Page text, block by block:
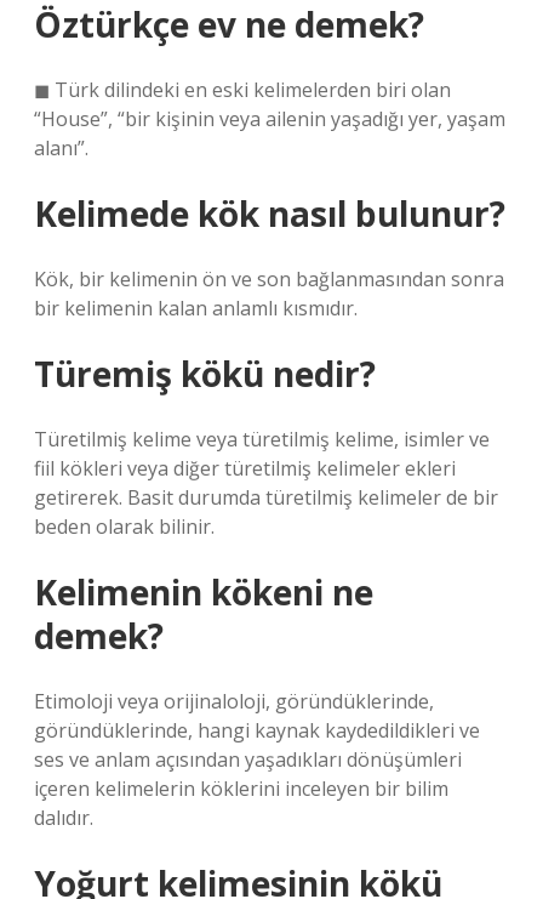
Öztürkçe ev ne demek?
◼ Türk dilindeki en eski kelimelerden biri olan
“House”, “bir kişinin veya ailenin yaşadığı yer, yaşam
alanı”.
Kelimede kök nasıl bulunur?
Kök, bir kelimenin ön ve son bağlanmasından sonra
bir kelimenin kalan anlamlı kısmıdır.
Türemiş kökü nedir?
Türetilmiş kelime veya türetilmiş kelime, isimler ve
fiil kökleri veya diğer türetilmiş kelimeler ekleri
getirerek. Basit durumda türetilmiş kelimeler de bir
beden olarak bilinir.
Kelimenin kökeni ne
demek?
Etimoloji veya orijinaloloji, göründüklerinde,
göründüklerinde, hangi kaynak kaydedildikleri ve
ses ve anlam açısından yaşadıkları dönüşümleri
içeren kelimelerin köklerini inceleyen bir bilim
dalıdır.
Yoğurt kelimesinin kökü